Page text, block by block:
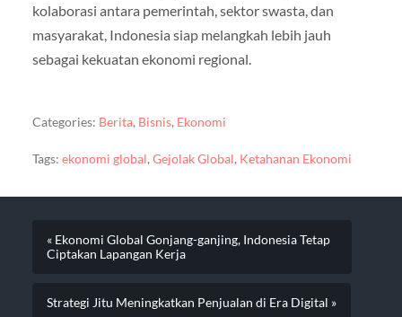
kolaborasi antara pemerintah, sektor swasta, dan
masyarakat, Indonesia siap melangkah lebih jauh
sebagai kekuatan ekonomi regional.
Categories: Berita, Bisnis, Ekonomi
Tags: ekonomi global, Gejolak Global, Ketahanan Ekonomi
« Ekonomi Global Gonjang-ganjing, Indonesia Tetap
Ciptakan Lapangan Kerja
Strategi Jitu Meningkatkan Penjualan di Era Digital »